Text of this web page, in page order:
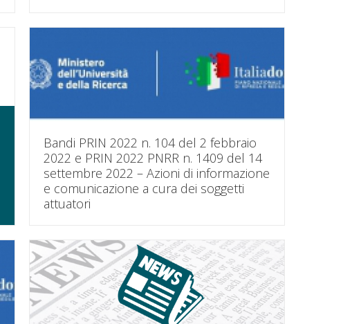
Bandi PRIN 2022 n. 104 del 2 febbraio
2022 e PRIN 2022 PNRR n. 1409 del 14
settembre 2022 – Azioni di informazione
e comunicazione a cura dei soggetti
attuatori